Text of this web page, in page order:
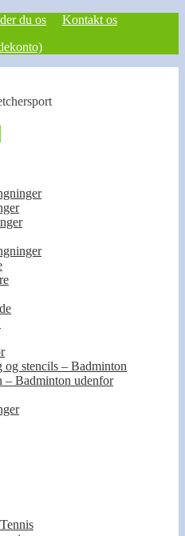
du os
Kontakt os
og stencils – Badminton
– Badminton udenfor